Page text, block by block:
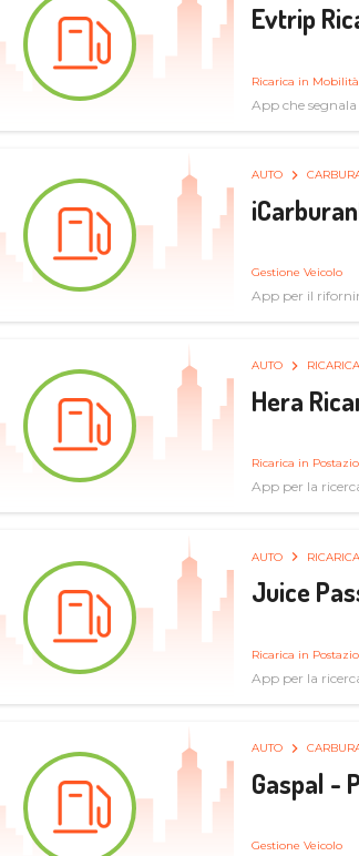
Evtrip
Ricarica in Mobilità
App che
AUTO
Gestione Veicolo
App per il
AUTO
Hera
Ricarica in
App per la
AUTO
Juice
Ricarica in
App per la
AUTO
Gaspal -
Gestione Veicolo